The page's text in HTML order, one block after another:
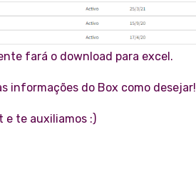
fará o download para excel.
informações do Box como desejar!
e te auxiliamos :)